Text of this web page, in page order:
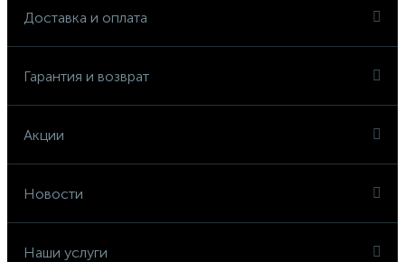
Доставка и оплата
Гарантия и возврат
Акции
Новости
Наши услуги